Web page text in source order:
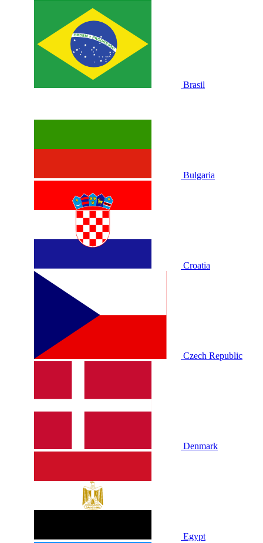
Brasil
Bulgaria
Croatia
Czech Republic
Denmark
Egypt